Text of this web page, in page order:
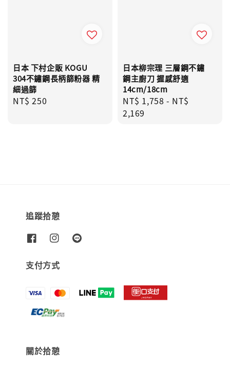
日本 下村企販 KOGU
304不鏽鋼長柄篩粉器 精
細過篩
Regular
NT$ 250
日本柳宗理 三層鋼不鏽
鋼主廚刀 握感舒適
14cm/18cm
Regular
price
NT$ 1,758 - NT$
2,169
追蹤拾憩
支付方式
關於拾憩